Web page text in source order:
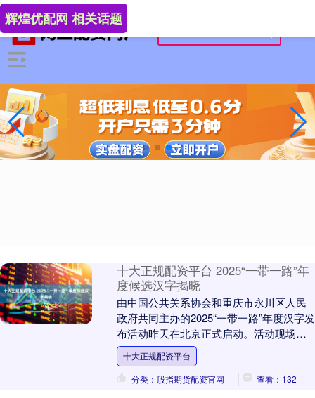
辉煌优配网 相关话题
十大正规配资平台 2025“一带一路”年
度候选汉字揭晓
由中国公共关系协会和重庆市永川区人民
政府共同主办的2025“一带一路”年度汉字发
布活动昨天在北京正式启动。活动现场揭
晓了2025“一带一路”年度候选汉字十大正
规....
十大正规配资平台
分类：股指期货配资官网
查看：132